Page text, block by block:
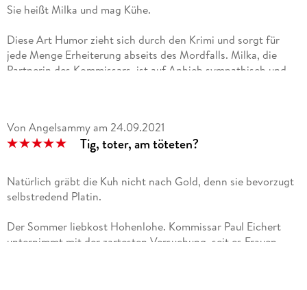
Sie heißt Milka und mag Kühe.
Diese Art Humor zieht sich durch den Krimi und sorgt für
jede Menge Erheiterung abseits des Mordfalls. Milka, die
Partnerin des Kommissars, ist auf Anhieb sympathisch und
anders ist, dass sie mit ihrem Partner gemeinsam ermittelt -
auch wenn weder der eine noch der andere das je so
Von Angelsammy am 24.09.2021
Tig, toter, am töteten?
Natürlich gräbt die Kuh nicht nach Gold, denn sie bevorzugt
selbstredend Platin.
Der Sommer liebkost Hohenlohe. Kommissar Paul Eichert
unternimmt mit der zartesten Versuchung, seit es Frauen